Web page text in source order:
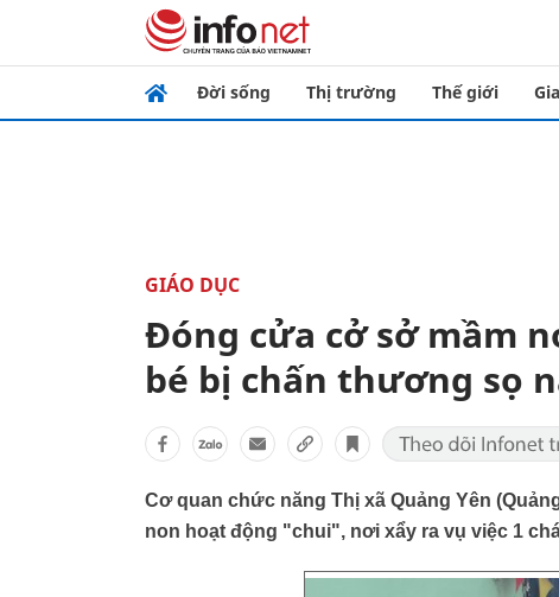
Đời sống Thị trường Thế giới
GIÁO DỤC
Đóng cửa cở sở mầm
bé bị chấn thương sọ
Cơ quan chức năng Thị xã Quảng Yên
non hoạt động "chui", nơi xẩy ra vụ việc 1